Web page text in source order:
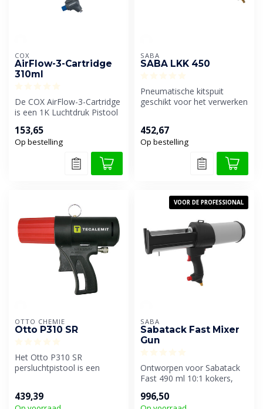
COX
AirFlow-3-Cartridge
310ml
De COX AirFlow-3-Cartridge
is een 1K Luchtdruk Pistool
153,65
Op bestelling
SABA
SABA LKK 450
Pneumatische kitspuit
geschikt voor het verwerken
452,67
Op bestelling
OTTO CHEMIE
Otto P310 SR
Het Otto P310 SR
persluchtpistool is een
439,39
VOOR DE PROFESSIONAL
SABA
Sabatack Fast Mixer
Gun
Ontworpen voor Sabatack
Fast 490 ml 10:1 kokers,
gemakkelijk...
996,50